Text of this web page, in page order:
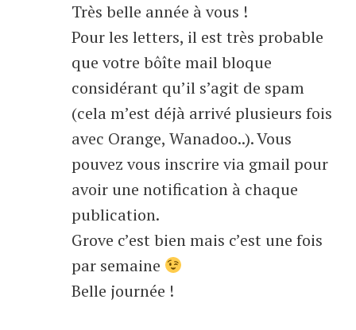
Très belle année à vous !
Pour les letters, il est très probable
que votre bôîte mail bloque
considérant qu’il s’agit de spam
(cela m’est déjà arrivé plusieurs fois
avec Orange, Wanadoo..). Vous
pouvez vous inscrire via gmail pour
avoir une notification à chaque
publication.
Grove c’est bien mais c’est une fois
par semaine
Belle journée !